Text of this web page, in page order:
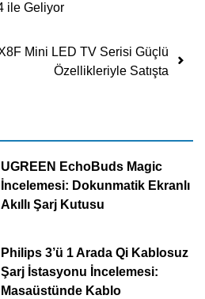
ile Geliyor
Mini LED TV Serisi Güçlü
Özellikleriyle Satışta
UGREEN EchoBuds Magic
İncelemesi: Dokunmatik Ekranlı
Akıllı Şarj Kutusu
Philips 3’ü 1 Arada Qi Kablosuz
Şarj İstasyonu İncelemesi:
Masaüstünde Kablo